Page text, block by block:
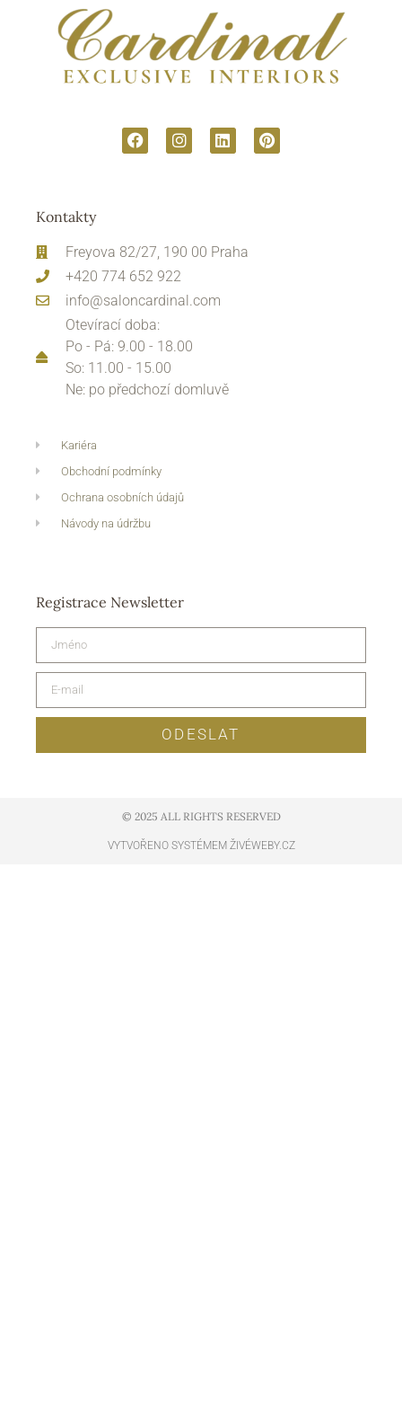
Kontakty
Freyova 82/27, 190 00 Praha
+420 774 652 922
info@saloncardinal.com
Otevírací doba:
Po - Pá: 9.00 - 18.00
So: 11.00 - 15.00
Ne: po předchozí domluvě
Kariéra
Obchodní podmínky
Ochrana osobních údajů
Návody na údržbu
Registrace Newsletter
ODESLAT
© 2025 ALL RIGHTS RESERVED​
VYTVOŘENO SYSTÉMEM ŽIVÉWEBY.CZ